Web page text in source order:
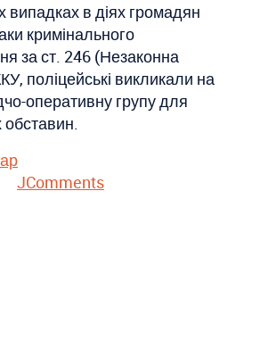
випадках в діях громадян
кримінального
за ст. 246 (Незаконна
поліцейські викликали на
оперативну групу для
обставин.
JComments